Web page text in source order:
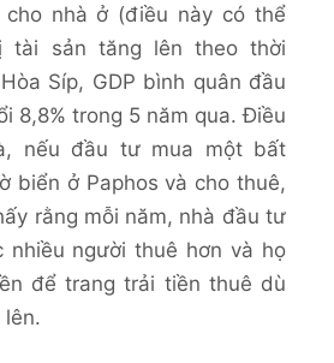
nhà ở (điều này có thể
tài sản tăng lên theo thời
Síp, GDP bình quân đầu
8,8% trong 5 năm qua. Điều
nếu đầu tư mua một bất
biển ở Paphos và cho thuê,
rằng mỗi năm, nhà đầu tư
nhiều người thuê hơn và họ
để trang trải tiền thuê dù
lên.